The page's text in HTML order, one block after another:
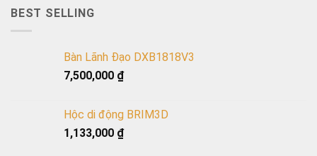
BEST SELLING
Bàn Lãnh Đạo DXB1818V3
7,500,000 ₫
Hộc di động BRIM3D
1,133,000 ₫